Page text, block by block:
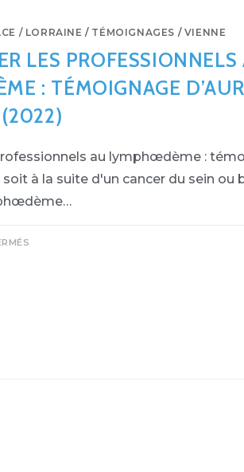
/ LORRAINE / TÉMOIGNAGES / VIENNE
LES PROFESSIONNELS
: TÉMOIGNAGE
au lymphœdème :
soit à la suite d'un cancer du sein ou